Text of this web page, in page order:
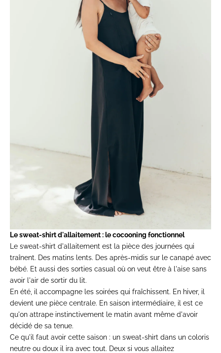
Le sweat-shirt d'allaitement : le cocooning fonctionnel
Le sweat-shirt d'allaitement est la pièce des journées qui
traînent. Des matins lents. Des après-midis sur le canapé avec
bébé. Et aussi des sorties casual où on veut être à l'aise sans
avoir l'air de sortir du lit.
En été, il accompagne les soirées qui fraîchissent. En hiver, il
devient une pièce centrale. En saison intermédiaire, il est ce
qu'on attrape instinctivement le matin avant même d'avoir
décidé de sa tenue.
Ce qu'il faut avoir cette saison : un sweat-shirt dans un coloris
neutre ou doux il ira avec tout. Deux si vous allaitez